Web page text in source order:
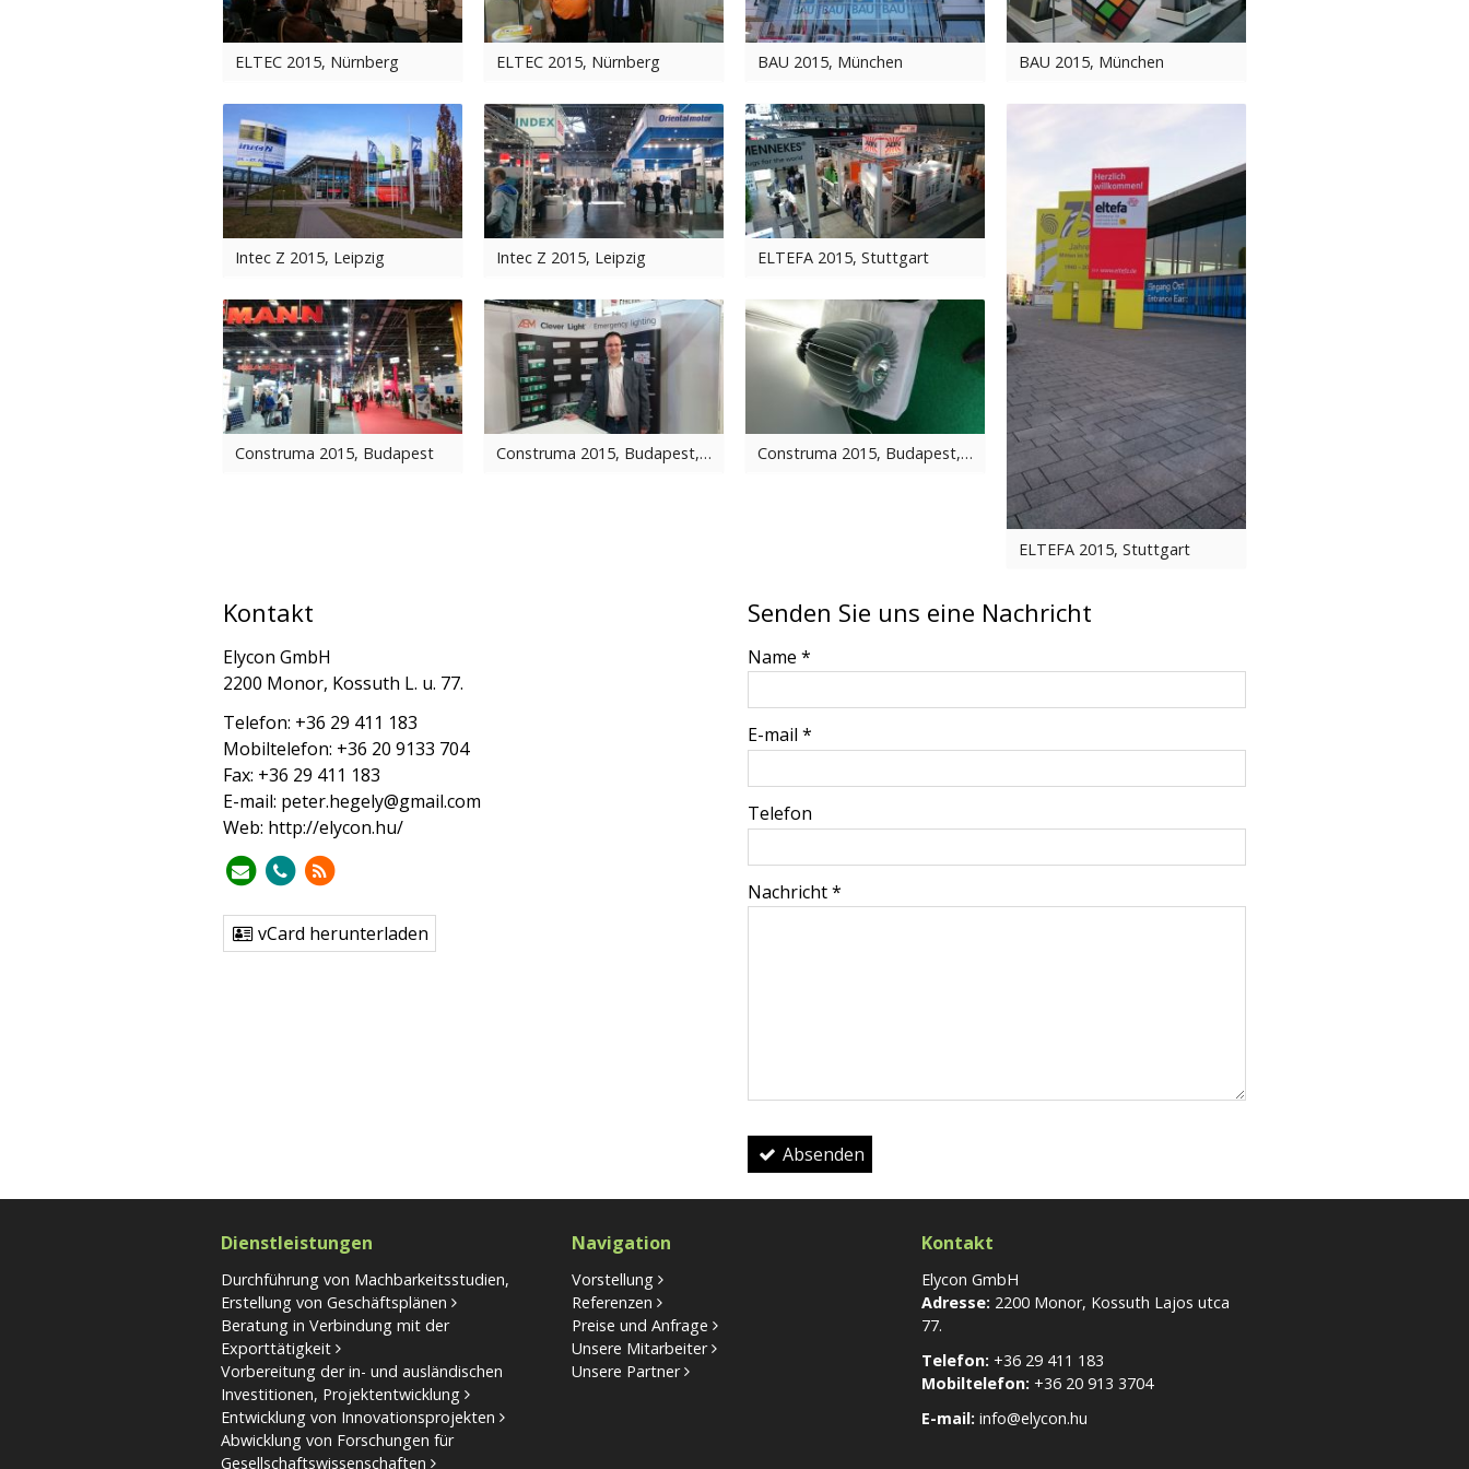
ELTEC 2015, Nürnberg ELTEC 2015, Nürnberg BAU 2015, München BAU 2015, München
Intec Z 2015, Leipzig Intec Z 2015, Leipzig ELTEFA 2015, Stuttgart
ELTEFA 2015, Stuttgart
Construma 2015, Budapest Construma 2015, Budapest, ASM Stand Construma 2015, Budapest, LIP-Technik GmbH, 150 W Strahler
Kontakt
Elycon GmbH
2200 Monor, Kossuth L. u. 77.
Telefon: +36 29 411 183
Mobiltelefon: +36 20 9133 704
Fax: +36 29 411 183
E-mail: peter.hegely@gmail.com
Web: http://elycon.hu/
vCard herunterladen
Senden Sie uns eine Nachricht
Name *
E-mail *
Telefon
Nachricht*
Absenden
Dienstleistungen
Durchführung von Machbarkeitsstudien,
Erstellung von Geschäftsplänen
Beratung in Verbindung mit der
Exporttätigkeit
Vorbereitung der in- und ausländischen
Investitionen, Projektentwicklung
Entwicklung von Innovationsprojekten
Abwicklung von Forschungen für
Gesellschaftswissenschaften
Navigation
Vorstellung
Referenzen
Preise und Anfrage
Unsere Mitarbeiter
Unsere Partner
Kontakt
Elycon GmbH
Adresse: 2200 Monor, Kossuth Lajos utca
77.
Telefon: +36 29 411 183
Mobiltelefon: +36 20 913 3704
E-mail: info@elycon.hu